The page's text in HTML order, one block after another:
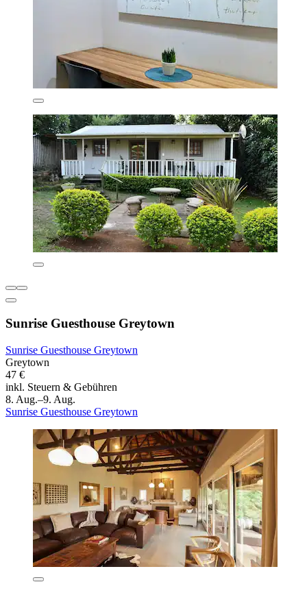
Sunrise Guesthouse Greytown
Sunrise Guesthouse Greytown
Greytown
47 €
inkl. Steuern & Gebühren
8. Aug.–9. Aug.
Sunrise Guesthouse Greytown